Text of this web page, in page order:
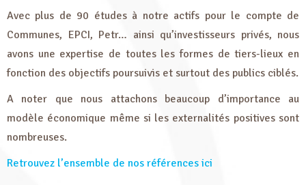
Avec plus de 90 études à notre actifs pour le compte de
Communes, EPCI, Petr… ainsi qu’investisseurs privés, nous
avons une expertise de toutes les formes de tiers-lieux en
fonction des objectifs poursuivis et surtout des publics ciblés.
A noter que nous attachons beaucoup d’importance au
modèle économique même si les externalités positives sont
nombreuses.
Retrouvez l’ensemble de nos références ici